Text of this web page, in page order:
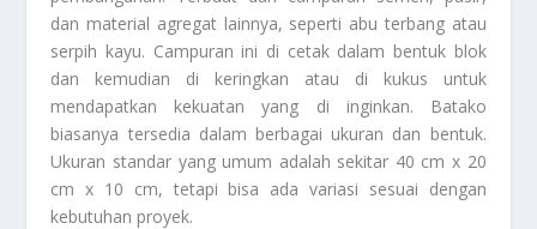
dan material agregat lainnya, seperti abu terbang atau
serpih kayu. Campuran ini di cetak dalam bentuk blok
dan kemudian di keringkan atau di kukus untuk
mendapatkan kekuatan yang di inginkan. Batako
biasanya tersedia dalam berbagai ukuran dan bentuk.
Ukuran standar yang umum adalah sekitar 40 cm x 20
cm x 10 cm, tetapi bisa ada variasi sesuai dengan
kebutuhan proyek.